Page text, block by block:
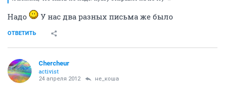
Надо У нас два разных письма же было
ОТВЕТИТЬ
Сhercheur
activist
24 апреля 2012 не_коша